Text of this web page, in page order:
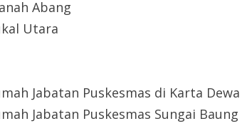
Abang
Utara
Jabatan Puskesmas di Karta Dewa
Jabatan Puskesmas Sungai Baung